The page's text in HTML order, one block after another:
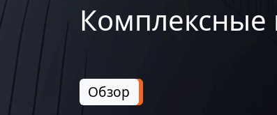
Комплексные
Обзор